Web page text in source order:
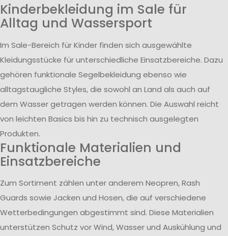
Kinderbekleidung im Sale für
Alltag und Wassersport
Im Sale-Bereich für Kinder finden sich ausgewählte
Kleidungsstücke für unterschiedliche Einsatzbereiche. Dazu
gehören funktionale Segelbekleidung ebenso wie
alltagstaugliche Styles, die sowohl an Land als auch auf
dem Wasser getragen werden können. Die Auswahl reicht
von leichten Basics bis hin zu technisch ausgelegten
Produkten.
Funktionale Materialien und
Einsatzbereiche
Zum Sortiment zählen unter anderem Neopren, Rash
Guards sowie Jacken und Hosen, die auf verschiedene
Wetterbedingungen abgestimmt sind. Diese Materialien
unterstützen Schutz vor Wind, Wasser und Auskühlung und